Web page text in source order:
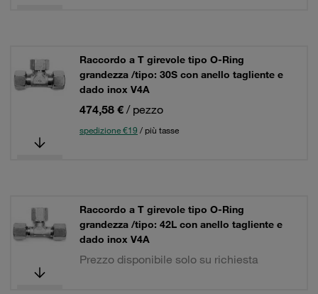
Raccordo a T girevole tipo O-Ring
grandezza /tipo: 30S con anello tagliente e
dado inox V4A
474,58 € / pezzo
spedizione €19 / più tasse
Raccordo a T girevole tipo O-Ring
grandezza /tipo: 42L con anello tagliente e
dado inox V4A
Prezzo disponibile solo su richiesta